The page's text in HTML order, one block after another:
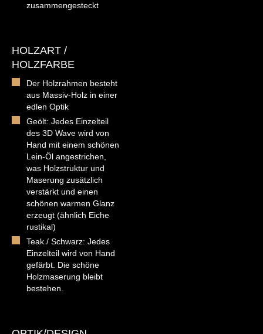
zusammengesteckt
HOLZART /
HOLZFARBE
Der Holzrahmen besteht
aus Massiv-Holz in einer
edlen Optik
Geölt: Jedes Einzelteil
des 3D Wave wird von
Hand mit einem schönen
Lein-Öl angestrichen,
was Holzstruktur und
Maserung zusätzlich
verstärkt und einen
schönen warmen Glanz
erzeugt (ähnlich Eiche
rustikal)
Teak / Schwarz: Jedes
Einzelteil wird von Hand
gefärbt. Die schöne
Holzmaserung bleibt
bestehen.